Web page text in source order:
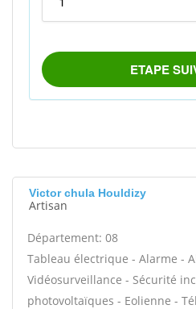
Victor chula Houldizy
Artisan
Département: 08
Tableau électrique - Alarme -
Vidéosurveillance - Sécurité
photovoltaïques - Eolienne -